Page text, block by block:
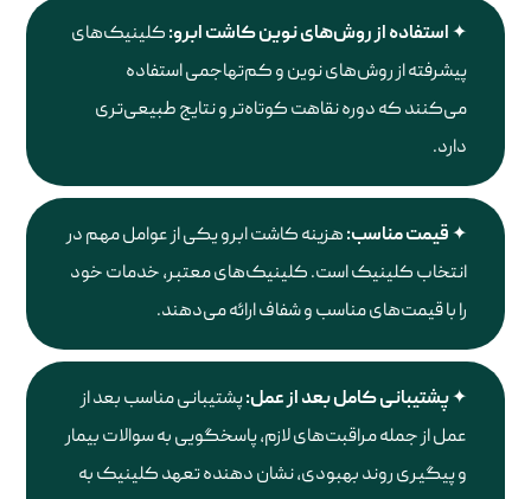
استفاده از روش‌های نوین کاشت ابرو:کلینیک‌های
پیشرفته از روش‌های نوین و کم‌تهاجمی استفاده
می‌کنند که دوره نقاهت کوتاه‌تر و نتایج طبیعی‌تری
دارد.
قیمت مناسب:هزینه کاشت ابرو یکی از عوامل مهم در
انتخاب کلینیک است. کلینیک‌های معتبر، خدمات خود
را با قیمت‌های مناسب و شفاف ارائه می‌دهند.
پشتیبانی کامل بعد از عمل:پشتیبانی مناسب بعد از
عمل از جمله مراقبت‌های لازم، پاسخگویی به سوالات بیمار
و پیگیری روند بهبودی، نشان دهنده تعهد کلینیک به